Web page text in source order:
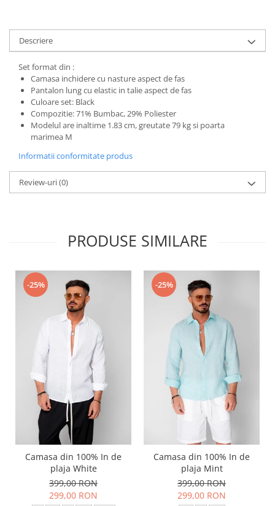
Descriere
Set format din :
Camasa inchidere cu nasture aspect de fas
Pantalon lung cu elastic in talie aspect de fas
Culoare set: Black
Compozitie: 71% Bumbac, 29% Poliester
Modelul are inaltime 1.83 cm, greutate 79 kg si poarta
marimea M
Informatii conformitate produs
Review-uri(0)
PRODUSE SIMILARE
-25%
Camasa din 100% In de
plaja White
399,00 RON
299,00 RON
-25%
Camasa din 100% In de
plaja Mint
399,00 RON
299,00 RON